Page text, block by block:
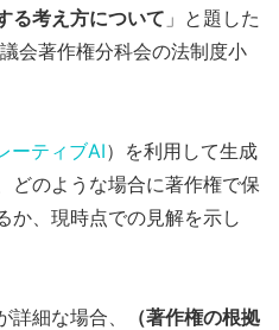
る考え方について 」と題した
会著作権分科会の法制度小
ーティブAI）を利用して生成
どのような場合に著作権で保
か、現時点での見解を示し
細な場合、
（著作権の根拠